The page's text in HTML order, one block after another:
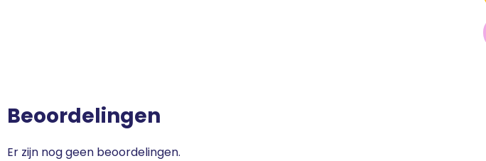
Beoordelingen
Er zijn nog geen beoordelingen.